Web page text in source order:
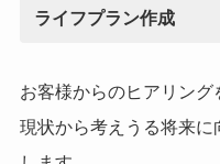
ライフプラン作成
お客様からのヒアリング
現状から考えうる将来に